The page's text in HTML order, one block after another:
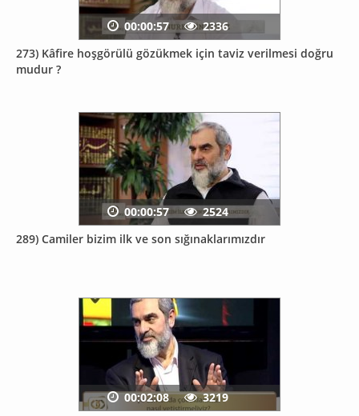
273) Kâfire hoşgörülü gözükmek için taviz verilmesi doğru
mudur ?
00:00:57 2336
289) Camiler bizim ilk ve son sığınaklarımızdır
00:00:57 2524
00:02:08 3219